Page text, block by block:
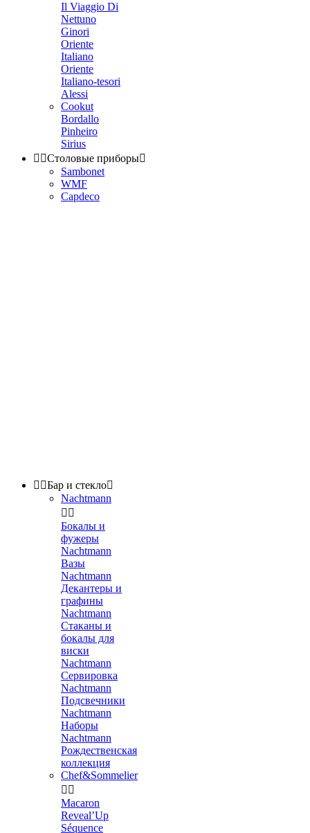
Il Viaggio Di
Nettuno
Ginori
Oriente
Italiano
Oriente
Italiano-tesori
Alessi
Cookut
Bordallo
Pinheiro
Sirius
 Столовые приборы
Sambonet
WMF
Capdeco
 Бар и стекло
Nachtmann
 
Бокалы и
фужеры
Nachtmann
Вазы
Nachtmann
Декантеры и
графины
Nachtmann
Стаканы и
бокалы для
виски
Nachtmann
Сервировка
Nachtmann
Подсвечники
Nachtmann
Наборы
Nachtmann
Рождественская
коллекция
Chef&Sommelier
 
Macaron
Reveal’Up
Séquence